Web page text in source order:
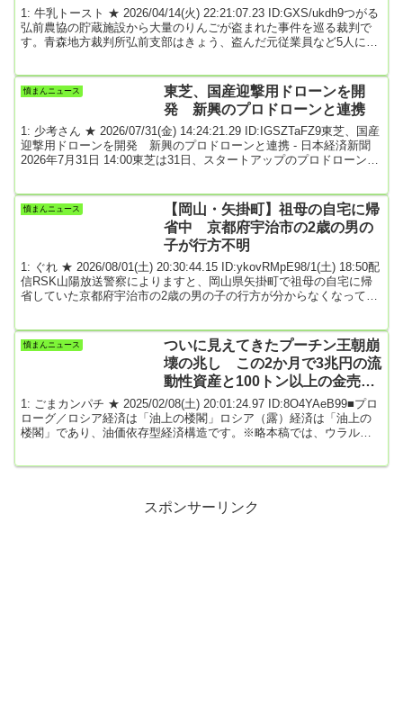
に回収する」
1: 牛乳トースト ★ 2026/04/14(火) 22:21:07.23 ID:GXS/ukdh9つがる
弘前農協の貯蔵施設から大量のりんごが盗まれた事件を巡る裁判で
す。青森地方裁判所弘前支部はきょう、盗んだ元従業員など5人に対
手取り、2億3000万円の損害賠償を求めているものです。5人は2020
年2月から2023年6月までの間に、農協の貯蔵施設からおよそ600トン
憤まんニュース
東芝、国産迎撃用ドローンを開
発 新興のプロドローンと連携
1: 少考さん ★ 2026/07/31(金) 14:24:21.29 ID:IGSZTaFZ9東芝、国産
迎撃用ドローンを開発 新興のプロドローンと連携 - 日本経済新聞
2026年7月31日 14:00東芝は31日、スタートアップのプロドローン
目指す。敵のドローンにぶつかると爆発して破壊するドローンを開
発する計画だ。東芝はこれまで敵機を網で捕まえる軍民両用（デュ
憤まんニュース
【岡山・矢掛町】祖母の自宅に帰
省中 京都府宇治市の2歳の男の
子が行方不明
1: ぐれ ★ 2026/08/01(土) 20:30:44.15 ID:ykovRMpE98/1(土) 18:50配
信RSK山陽放送警察によりますと、岡山県矢掛町で祖母の自宅に帰
省していた京都府宇治市の2歳の男の子の行方が分からなくなってい
午前10時ごろ、矢掛町東三成で祖母が自宅付近で草取りをしていた
際に、付近で遊んでいる福仁ちゃんを確認していましたが、午前10
憤まんニュース
ついに見えてきたプーチン王朝崩
壊の兆し この2か月で3兆円の流
動性資産と100トン以上の金売
却、財政破綻は秒読み段階
1: ごまカンパチ ★ 2025/02/08(土) 20:01:24.97 ID:8O4YAeB99■プロ
ローグ／ロシア経済は「油上の楼閣」ロシア（露）経済は「油上の
楼閣」であり、油価依存型経済構造です。※略本稿では、ウラル原
プーチン大統領は「欧米がウクライ...
スポンサーリンク